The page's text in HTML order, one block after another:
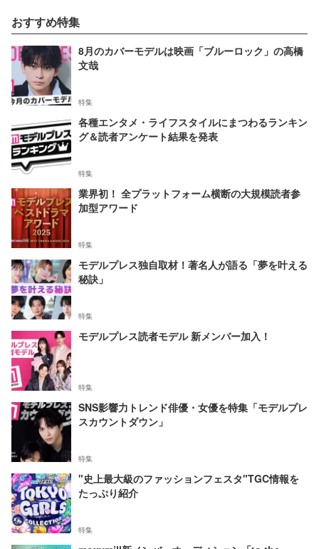
おすすめ特集
8月のカバーモデルは映画「ブルーロック」の高橋
文哉
特集
各種エンタメ・ライフスタイルにまつわるランキン
グ＆読者アンケート結果を発表
特集
業界初！ 全プラットフォーム横断の大規模読者参
加型アワード
特集
モデルプレス独自取材！著名人が語る「夢を叶える
秘訣」
特集
モデルプレス読者モデル 新メンバー加入！
特集
SNS影響力トレンド俳優・女優を特集「モデルプレ
スカウントダウン」
特集
"史上最大級のファッションフェスタ"TGC情報を
たっぷり紹介
特集